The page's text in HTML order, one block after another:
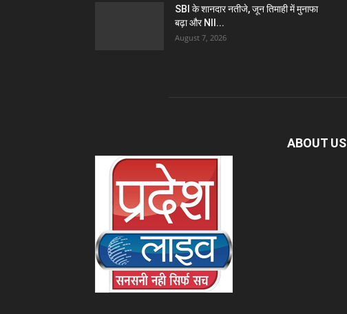
SBI के शानदार नतीजे, जून तिमाही में मुनाफा
बढ़ा और NII...
August 7, 2026
ABOUT US